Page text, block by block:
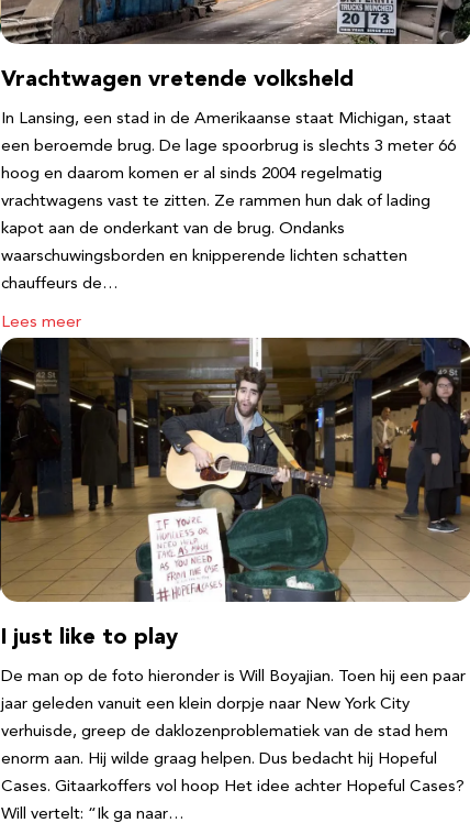
Vrachtwagen vretende volksheld
In Lansing, een stad in de Amerikaanse staat Michigan, staat
een beroemde brug. De lage spoorbrug is slechts 3 meter 66
hoog en daarom komen er al sinds 2004 regelmatig
vrachtwagens vast te zitten. Ze rammen hun dak of lading
kapot aan de onderkant van de brug. Ondanks
waarschuwingsborden en knipperende lichten schatten
chauffeurs de…
Lees meer
I just like to play
De man op de foto hieronder is Will Boyajian. Toen hij een paar
jaar geleden vanuit een klein dorpje naar New York City
verhuisde, greep de daklozenproblematiek van de stad hem
enorm aan. Hij wilde graag helpen. Dus bedacht hij Hopeful
Cases. Gitaarkoffers vol hoop Het idee achter Hopeful Cases?
Will vertelt: “Ik ga naar…